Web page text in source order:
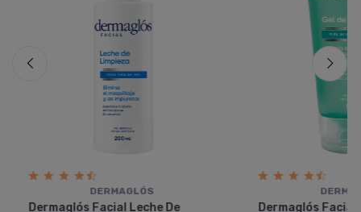
DERMAGLÓS
Dermaglós Facial Leche De
Dermaglós Facial